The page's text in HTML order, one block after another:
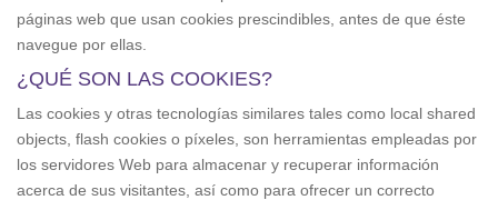
o
páginas web que usan cookies prescindibles, antes de que éste
navegue por ellas.
¿QUÉ SON LAS COOKIES?
Las cookies y otras tecnologías similares tales como local shared
objects, flash cookies o píxeles, son herramientas empleadas por
los servidores Web para almacenar y recuperar información
acerca de sus visitantes, así como para ofrecer un correcto